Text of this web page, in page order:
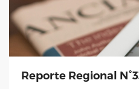
Reporte Regional